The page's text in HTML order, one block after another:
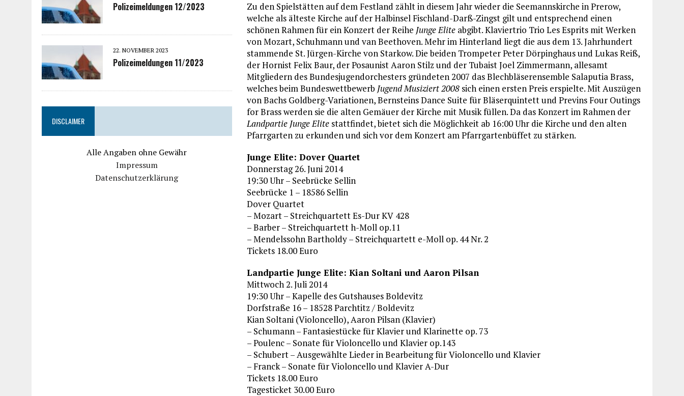
Zu den Spielstätten auf dem Festland zählt in diesem Jahr wieder die Seemannskirche in Prerow,
welche als älteste Kirche auf der Halbinsel Fischland-Darß-Zingst gilt und entsprechend einen
schönen Rahmen für ein Konzert der Reihe Junge Elite abgibt. Klaviertrio Trio Les Esprits mit Werken
von Mozart, Schuhmann und van Beethoven. Mehr im Hinterland liegt die aus dem 13. Jahrhundert
stammende St. Jürgen-Kirche von Starkow. Die beiden Trompeter Peter Dörpinghaus und Lukas Reiß,
der Hornist Felix Baur, der Posaunist Aaron Stilz und der Tubaist Joel Zimmermann, allesamt
Mitgliedern des Bundesjugendorchesters gründeten 2007 das Blechbläserensemble Salaputia Brass,
welches beim Bundeswettbewerb Jugend Musiziert 2008 sich einen ersten Preis erspielte. Mit Auszügen
von Bachs Goldberg-Variationen, Bernsteins Dance Suite für Bläserquintett und Previns Four Outings
for Brass werden sie die alten Gemäuer der Kirche mit Musik füllen. Da das Konzert im Rahmen der
Landpartie Junge Elite stattfindet, bietet sich die Möglichkeit ab 16:00 Uhr die Kirche und den alten
Pfarrgarten zu erkunden und sich vor dem Konzert am Pfarrgartenbüffet zu stärken.
Junge Elite: Dover Quartet
Donnerstag 26. Juni 2014
19:30 Uhr – Seebrücke Sellin
Seebrücke 1 – 18586 Sellin
Dover Quartet
– Mozart – Streichquartett Es-Dur KV 428
– Barber – Streichquartett h-Moll op.11
– Mendelssohn Bartholdy – Streichquartett e-Moll op. 44 Nr. 2
Tickets 18.00 Euro
Landpartie Junge Elite: Kian Soltani und Aaron Pilsan
Mittwoch 2. Juli 2014
19:30 Uhr – Kapelle des Gutshauses Boldevitz
Dorfstraße 16 – 18528 Parchtitz / Boldevitz
Kian Soltani (Violoncello), Aaron Pilsan (Klavier)
– Schumann – Fantasiestücke für Klavier und Klarinette op. 73
– Poulenc – Sonate für Violoncello und Klavier op.143
– Schubert – Ausgewählte Lieder in Bearbeitung für Violoncello und Klavier
– Franck – Sonate für Violoncello und Klavier A-Dur
Tickets 18.00 Euro
Tagesticket 30.00 Euro
Polizeimeldungen 12/2023
22. NOVEMBER 2023
Polizeimeldungen 11/2023
DISCLAIMER
Alle Angaben ohne Gewähr
Impressum
Datenschutzerklärung